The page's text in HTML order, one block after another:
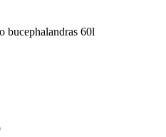
bucephalandras 60l